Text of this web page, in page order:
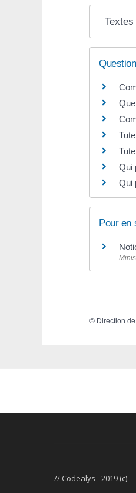
Qui
Qui
Pour en
© Direction
// Codealys - 2019 (c)